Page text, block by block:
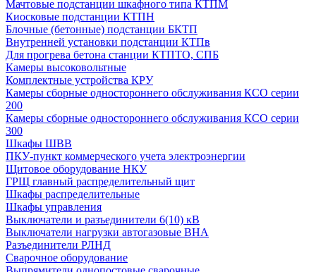
Мачтовые подстанции шкафного типа КТПМ
Киосковые подстанции КТПН
Блочные (бетонные) подстанции БКТП
Внутренней установки подстанции КТПв
Для прогрева бетона станции КТПТО, СПБ
Камеры высоковольтные
Комплектные устройства КРУ
Камеры сборные одностороннего обслуживания КСО серии
200
Камеры сборные одностороннего обслуживания КСО серии
300
Шкафы ШВВ
ПКУ-пункт коммерческого учета электроэнергии
Щитовое оборудование НКУ
ГРЩ главный распределительный щит
Шкафы распределительные
Шкафы управления
Выключатели и разъединители 6(10) кВ
Выключатели нагрузки автогазовые ВНА
Разъединители РЛНД
Сварочное оборудование